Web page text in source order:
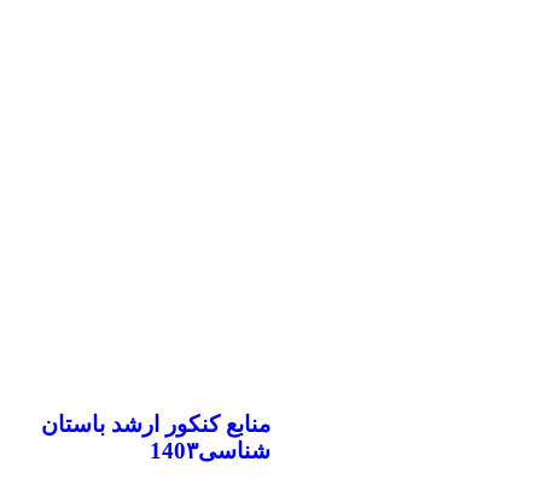
منابع کنکور ارشد باستان
شناسی140۳